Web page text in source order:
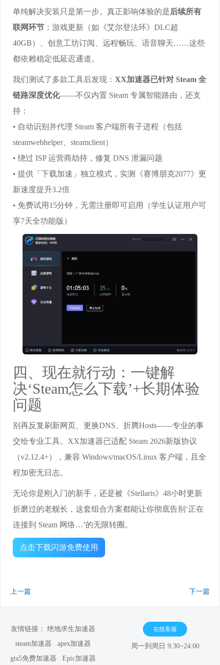
单纯解决安装只是第一步。真正影响体验的是后续所有
联网环节 ：游戏更新（如《艾尔登法环》DLC超
40GB）、创意工坊订阅、远程畅玩、语音聊天……这些
都依赖稳定低延迟通道。
我们测试了多款工具后发现： XX加速器已针对 Steam 全
链路深度优化——不仅内置 Steam 专属智能路由，还支
持：
• 自动识别并代理 Steam 客户端所有子进程（包括
steamwebhelper、steamclient）
• 绕过 ISP 运营商劫持，修复 DNS 泄漏问题
• 提供「下载加速」独立模式，实测《赛博朋克2077》更
新速度提升3.2倍
• 免费试用15分钟，无需注册即可启用（学生认证用户可
享7天全功能版）
四、现在就行动：一键解
决‘Steam怎么下载’+长期体验
问题
别再反复刷新网页、更换DNS、折腾Hosts——专业的事
交给专业工具。XX加速器已适配 Steam 2026新版协议
（v2.12.4+），兼容 Windows/macOS/Linux 客户端，且全
程加密无日志。
无论你是刚入门的新手，还是被《Stellaris》48小时更新
折磨过的老舰长，这套组合方案都能让你彻底告别‘正在
连接到 Steam 网络…’的无限转圈。
点击下载闪游免费使用
上一篇 下一篇
友情链接： 绝地求生加速器
steam加速器
apex加速器
gta5免费加速器
Epic加速器
在线客服
周一到周日 9:30~24:00